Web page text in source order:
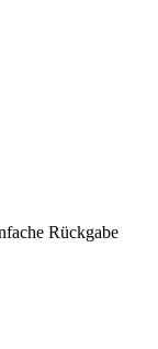
Rückgabe